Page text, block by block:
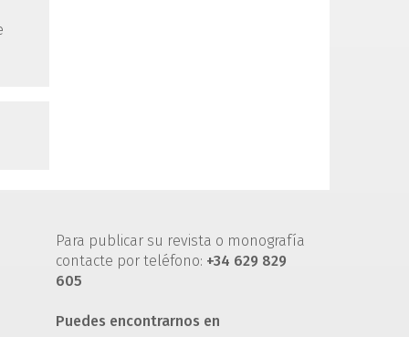
Para publicar su revista o monografía
contacte por teléfono: +34 629 829
605
Puedes encontrarnos en